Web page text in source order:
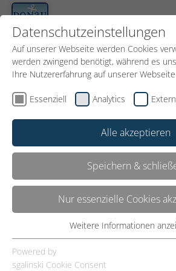
Externen Inhalt
Einstellungen
Donaustation 32
Linz
Datenschutzeinstellungen
Auf unserer Webseite werden Cookies
werden zwingend benötigt, während es
Ihre Nutzererfahrung auf unserer
Essenziell Analytics
Alle akzeptieren
Speichern &
Nur essenzielle Cookies
Essenzielle Cookies werden für
Webseite benötigt. Dadurch ist
Weitere Informationen
Powered by
sgalinski Cookie Consent